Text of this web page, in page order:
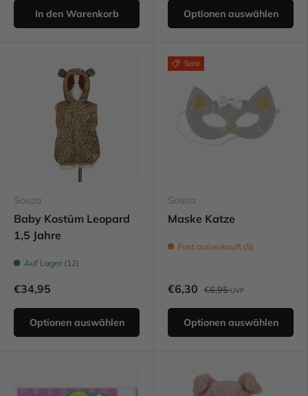
In den Warenkorb Optionen auswählen
Souza
Baby Kostüm Leopard
1,5 Jahre
Auf Lager (12)
€34,95
Optionen auswählen
Sale
Souza
Maske Katze
Fast ausverkauft (5)
€6,30 €6,95UVP
Optionen auswählen